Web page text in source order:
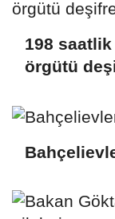
198
örgütü